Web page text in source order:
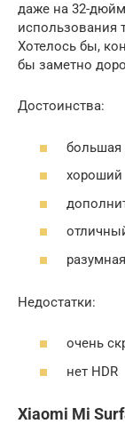
даже на 32-
использования
Хотелось бы,
бы заметно
Достоинства:
большая
хороший
Недостатки:
очень
нет HDR
Xiaomi Mi